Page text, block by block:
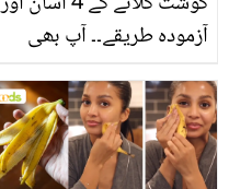
آزمودہ طریقے۔۔ آپ بھی
بتائے راز